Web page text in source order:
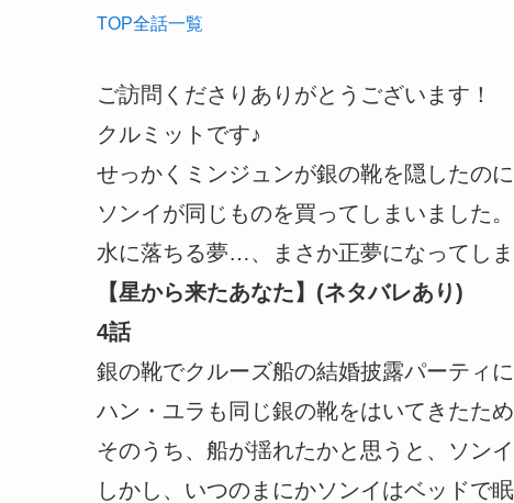
TOP全話一覧
ご訪問くださりありがとうございます！
クルミットです♪
せっかくミンジュンが銀の靴を隠したのに
ソンイが同じものを買ってしまいました。
水に落ちる夢…、まさか正夢になってしま
【星から来たあなた】(ネタバレあり)
4話
銀の靴でクルーズ船の結婚披露パーティに
ハン・ユラも同じ銀の靴をはいてきたた
そのうち、船が揺れたかと思うと、ソン
しかし、いつのまにかソンイはベッドで